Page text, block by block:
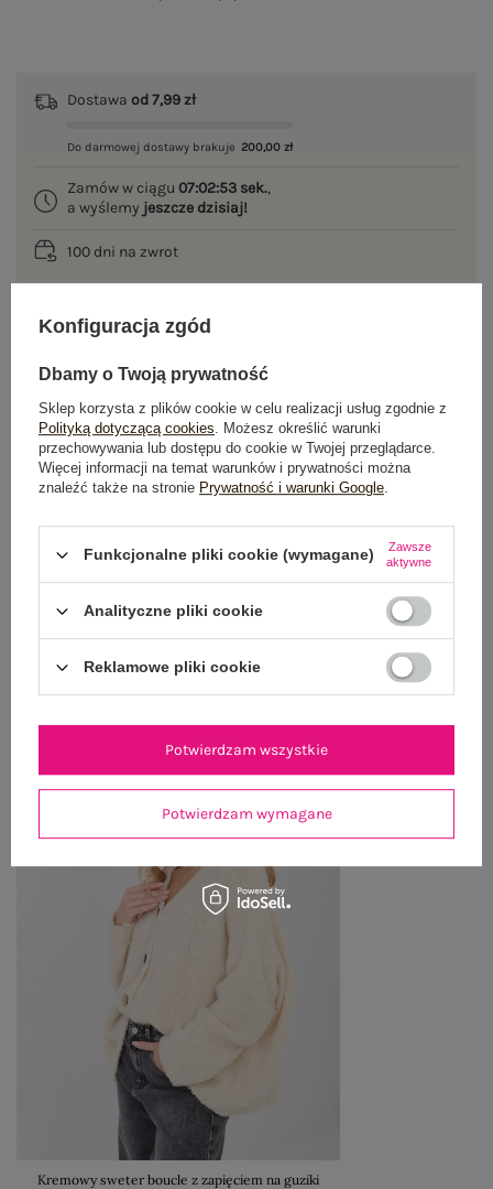
Dostawa od 7,99 zł
Do darmowej dostawy brakuje 200,00 zł
Zamów w ciągu 07:02:53 sek.,
a wyślemy jeszcze dzisiaj!
100 dni na zwrot
GŁÓWNE PARAMETRY
OPINIE O PRODUKCIE (1)
ZWROTY I REKLAMACJE
OSTATNIO OGLĄDANE
Zobacz wszystko
Kremowy sweter boucle z zapięciem na guziki
Konfiguracja zgód
Dbamy o Twoją prywatność
Sklep korzysta z plików cookie w celu realizacji usług zgodnie z
Polityką dotyczącą cookies. Możesz określić warunki
przechowywania lub dostępu do cookie w Twojej przeglądarce.
Więcej informacji na temat warunków i prywatności można
znaleźć także na stronie Prywatność i warunki Google.
Funkcjonalne pliki cookie (wymagane)
Zawsze
aktywne
Analityczne pliki cookie
Reklamowe pliki cookie
Potwierdzam wymagane
Potwierdzam wszystkie